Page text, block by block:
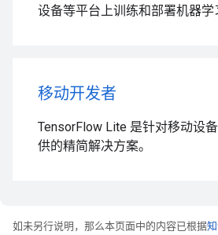
设备等平台上训练和部署机器学
移动开发者
TensorFlow Lite 是针对移动设
供的精简解决方案。
如未另行说明，那么本页面中的内容已根据